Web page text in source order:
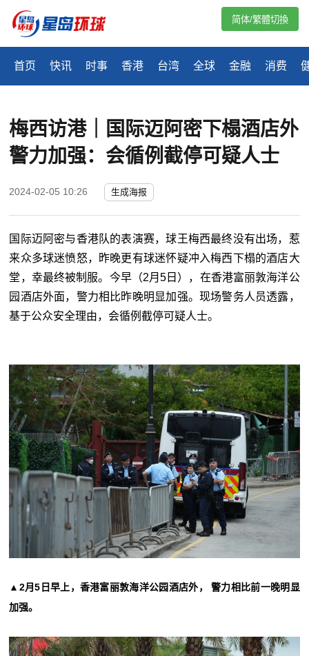
首页 快讯 时事 香港 台湾 全球 金融 消费
简体/繁體切換
梅西访港｜国际迈阿密下榻酒店外
警力加强：会循例截停可疑人士
2024-02-05 10:26 生成海报
国际迈阿密与香港队的表演赛，球王梅西最终没有出场，惹
来众多球迷愤怒，昨晚更有球迷怀疑冲入梅西下榻的酒店大
堂，幸最终被制服。今早（2月5日），在香港富丽敦海洋公
园酒店外面，警力相比昨晚明显加强。现场警务人员透露，
基于公众安全理由，会循例截停可疑人士。
▲2月5日早上，香港富丽敦海洋公园酒店外， 警力相比前一晚明显
加强。